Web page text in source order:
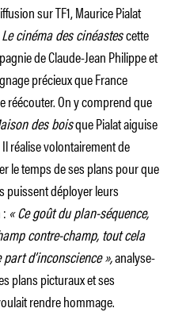
sur TF1, Maurice Pialat
Le cinéma des cinéastescette
de Claude-Jean Philippe et
précieux que France
réécouter. On y comprend que
des boisque Pialat aiguise
réalise volontairement de
le temps de ses plans pour que
puissent déployer leurs
: « Ce goût du plan-séquence,
contre-champ, tout cela
d’inconscience »,analyse-
plans picturaux et ses
rendre hommage.